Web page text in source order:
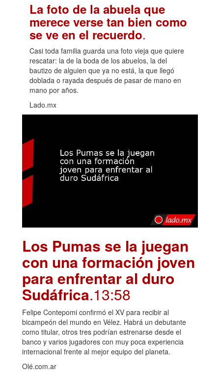
La foto de la abuela que
merece verse tan bien como
se ve en el recuerdo.
Casi toda familia guarda una foto vieja que quiere
rescatar: la de la boda de los abuelos, la del
bautizo de alguien que ya no está, la que llegó
doblada o rayada después de pasar de mano en
mano por años.
Lado.mx
Los Pumas se la juegan
con una formación joven
para enfrentar al duro
Sudáfrica.13:58
Felipe Contepomi confirmó el XV para recibir al
bicampeón del mundo en Vélez. Habrá un debutante
como titular, otros tres podrían estrenarse desde el
banco y varios jugadores con muy poca experiencia
internacional frente al mejor equipo del planeta.
Olé.com.ar